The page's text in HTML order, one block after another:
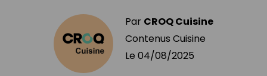
Par CROQ Cuisine
Contenus Cuisine
Le 04/08/2025